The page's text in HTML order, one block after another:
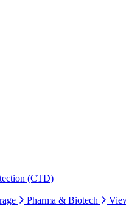
(CTD)
Pharma & Biotech